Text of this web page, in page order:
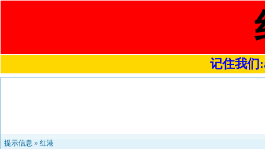
记住我们
提示信息 » 红港